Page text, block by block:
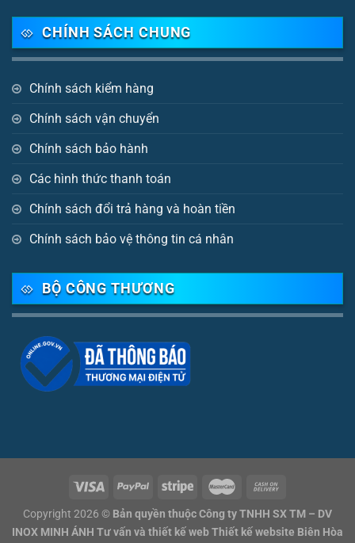
CHÍNH SÁCH CHUNG
Chính sách kiểm hàng
Chính sách vận chuyển
Chính sách bảo hành
Các hình thức thanh toán
Chính sách đổi trả hàng và hoàn tiền
Chính sách bảo vệ thông tin cá nhân
BỘ CÔNG THƯƠNG
Copyright 2026 © Bản quyền thuộc Công ty TNHH SX TM – DV
INOX MINH ÁNH Tư vấn và thiết kế web Thiết kế website Biên Hòa